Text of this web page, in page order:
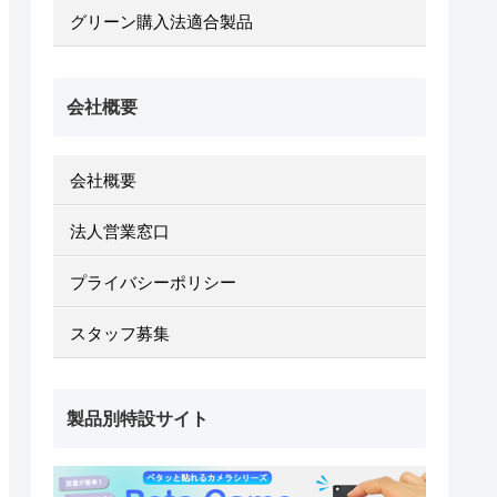
グリーン購入法適合製品
会社概要
会社概要
法人営業窓口
プライバシーポリシー
スタッフ募集
製品別特設サイト